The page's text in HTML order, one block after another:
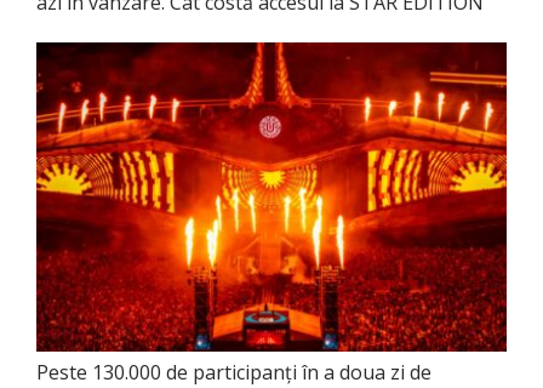
Peste 130.000 de participanți în a doua zi de